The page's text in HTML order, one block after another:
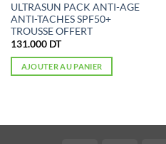
ULTRASUN PACK ANTI-AGE
ANTI-TACHES SPF50+
TROUSSE OFFERT
131.000 DT
AJOUTER AU PANIER